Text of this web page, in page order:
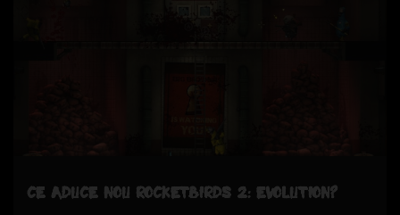
CE ADUCE NOU ROCKETBIRDS 2: EVOLUTION?